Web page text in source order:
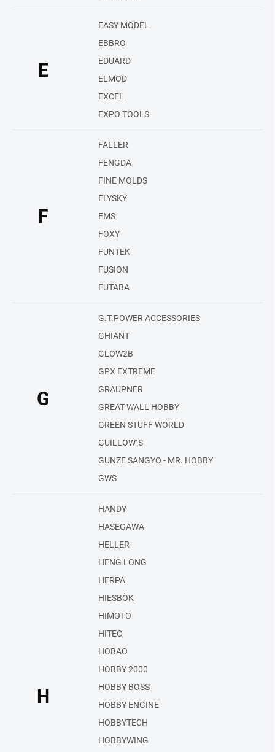
E
EASY MODEL
EBBRO
EDUARD
ELMOD
EXCEL
EXPO TOOLS
F
FALLER
FENGDA
FINE MOLDS
FLYSKY
FMS
FOXY
FUNTEK
FUSION
FUTABA
G
G.T.POWER ACCESSORIES
GHIANT
GLOW2B
GPX EXTREME
GRAUPNER
GREAT WALL HOBBY
GREEN STUFF WORLD
GUILLOW´S
GUNZE SANGYO - MR. HOBBY
GWS
H
HANDY
HASEGAWA
HELLER
HENG LONG
HERPA
HIESBÖK
HIMOTO
HITEC
HOBAO
HOBBY 2000
HOBBY BOSS
HOBBY ENGINE
HOBBYTECH
HOBBYWING